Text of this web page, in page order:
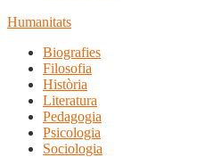
Humanitats
Biografies
Filosofia
Història
Literatura
Pedagogia
Psicologia
Sociologia